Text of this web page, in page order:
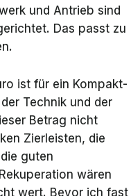
und Antrieb sind
Das passt zu
ist für ein Kompakt-
Technik und der
Betrag nicht
Zierleisten, die
guten
wären
wert. Bevor ich fast